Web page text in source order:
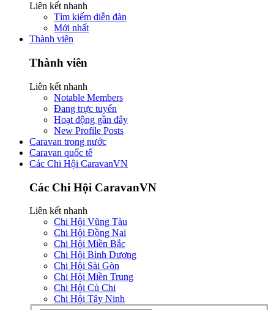
Liên kết nhanh
Tìm kiếm diễn đàn
Mới nhất
Thành viên
Thành viên
Liên kết nhanh
Notable Members
Đang trực tuyến
Hoạt động gần đây
New Profile Posts
Caravan trong nước
Caravan quốc tế
Các Chi Hội CaravanVN
Các Chi Hội CaravanVN
Liên kết nhanh
Chi Hội Vũng Tàu
Chi Hội Đồng Nai
Chi Hội Miền Bắc
Chi Hội Bình Dương
Chi Hội Sài Gòn
Chi Hội Miền Trung
Chi Hội Củ Chi
Chi Hội Tây Ninh